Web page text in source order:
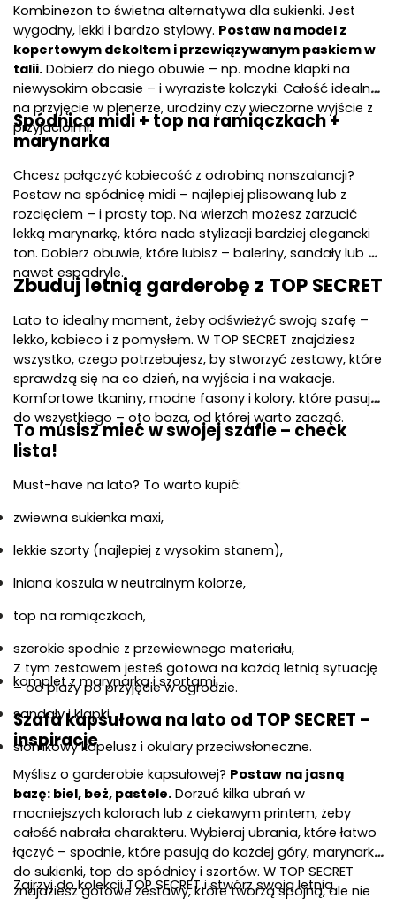
Kombinezon to świetna alternatywa dla sukienki. Jest
wygodny, lekki i bardzo stylowy. Postaw na model z
kopertowym dekoltem i przewiązywanym paskiem w
talii. Dobierz do niego obuwie – np. modne klapki na
niewysokim obcasie – i wyraziste kolczyki. Całość idealna
na przyjęcie w plenerze, urodziny czy wieczorne wyjście z
przyjaciółmi.
Spódnica midi + top na ramiączkach +
marynarka
Chcesz połączyć kobiecość z odrobiną nonszalancji?
Postaw na spódnicę midi – najlepiej plisowaną lub z
rozcięciem – i prosty top. Na wierzch możesz zarzucić
lekką marynarkę, która nada stylizacji bardziej elegancki
ton. Dobierz obuwie, które lubisz – baleriny, sandały lub
nawet espadryle.
Zbuduj letnią garderobę z TOP SECRET
Lato to idealny moment, żeby odświeżyć swoją szafę –
lekko, kobieco i z pomysłem. W TOP SECRET znajdziesz
wszystko, czego potrzebujesz, by stworzyć zestawy, które
sprawdzą się na co dzień, na wyjścia i na wakacje.
Komfortowe tkaniny, modne fasony i kolory, które pasują
do wszystkiego – oto baza, od której warto zacząć.
To musisz mieć w swojej szafie – check
lista!
Must-have na lato? To warto kupić:
zwiewna sukienka maxi,
lekkie szorty (najlepiej z wysokim stanem),
lniana koszula w neutralnym kolorze,
top na ramiączkach,
szerokie spodnie z przewiewnego materiału,
komplet z marynarką i szortami,
sandały i klapki,
słomkowy kapelusz i okulary przeciwsłoneczne.
Z tym zestawem jesteś gotowa na każdą letnią sytuację
– od plaży po przyjęcie w ogrodzie.
Szafa kapsułowa na lato od TOP SECRET –
inspiracje
Myślisz o garderobie kapsułowej? Postaw na jasną
bazę: biel, beż, pastele. Dorzuć kilka ubrań w
mocniejszych kolorach lub z ciekawym printem, żeby
całość nabrała charakteru. Wybieraj ubrania, które łatwo
łączyć – spodnie, które pasują do każdej góry, marynarka
do sukienki, top do spódnicy i szortów. W TOP SECRET
znajdziesz gotowe zestawy, które tworzą spójną, ale nie
Zajrzyj do kolekcji TOP SECRET i stwórz swoją letnią